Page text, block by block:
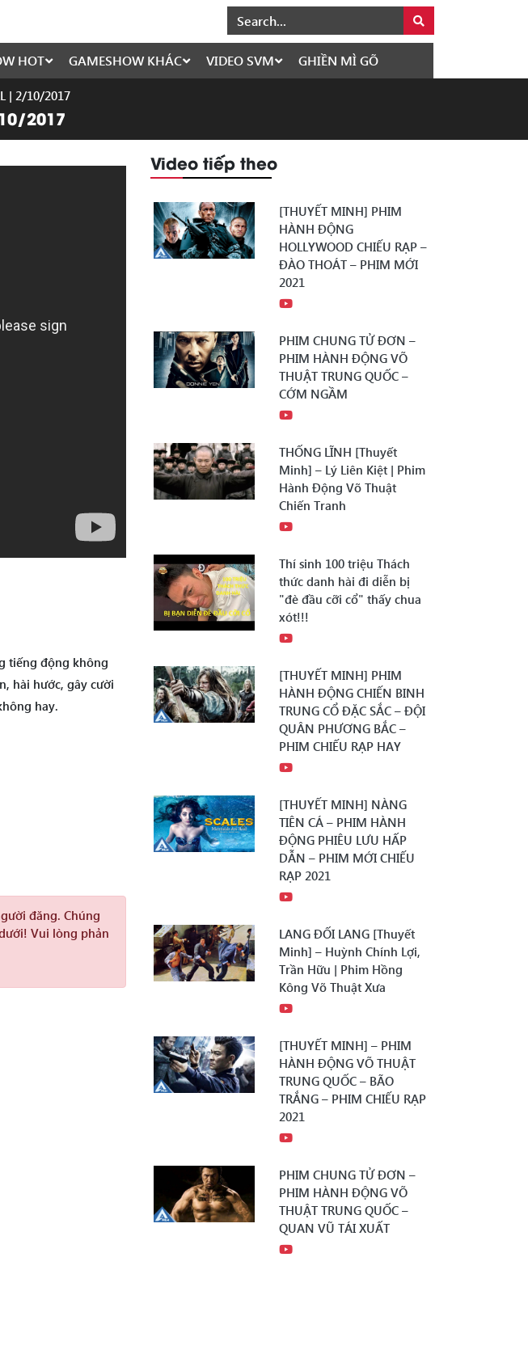
HOT GAMESHOW KHÁC VIDEO SVM GHIỀN MÌ GÕ
| 2/10/2017
2017
tiếng động không
hài hước, gây cười
hay.
đăng. Chúng
Vui lòng phản
Video tiếp theo
[THUYẾT MINH] PHIM
HÀNH ĐỘNG
HOLLYWOOD CHIẾU RẠP –
ĐÀO THOÁT – PHIM MỚI
2021
PHIM CHUNG TỬ ĐƠN –
PHIM HÀNH ĐỘNG VÕ
THUẬT TRUNG QUỐC –
CỚM NGẦM
THỐNG LĨNH [Thuyết
Minh] – Lý Liên Kiệt | Phim
Hành Động Võ Thuật
Chiến Tranh
Thí sinh 100 triệu Thách
thức danh hài đi diễn bị
"đè đầu cỡi cổ" thấy chua
xót!!!
[THUYẾT MINH] PHIM
HÀNH ĐỘNG CHIẾN BINH
TRUNG CỔ ĐẶC SẮC – ĐỘI
QUÂN PHƯƠNG BẮC –
PHIM CHIẾU RẠP HAY
[THUYẾT MINH] NÀNG
TIÊN CÁ – PHIM HÀNH
ĐỘNG PHIÊU LƯU HẤP
DẪN – PHIM MỚI CHIẾU
RẠP 2021
LANG ĐỐI LANG [Thuyết
Minh] – Huỳnh Chính Lợi,
Trần Hữu | Phim Hồng
Kông Võ Thuật Xưa
[THUYẾT MINH] – PHIM
HÀNH ĐỘNG VÕ THUẬT
TRUNG QUỐC – BÃO
TRẮNG – PHIM CHIẾU RẠP
2021
PHIM CHUNG TỬ ĐƠN –
PHIM HÀNH ĐỘNG VÕ
THUẬT TRUNG QUỐC –
QUAN VŨ TÁI XUẤT